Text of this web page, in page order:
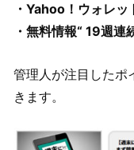
・Yahoo！ウォレッ
・無料情報“ 19週連
管理人が注目したポ
きます。